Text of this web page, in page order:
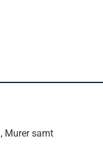
Murer samt